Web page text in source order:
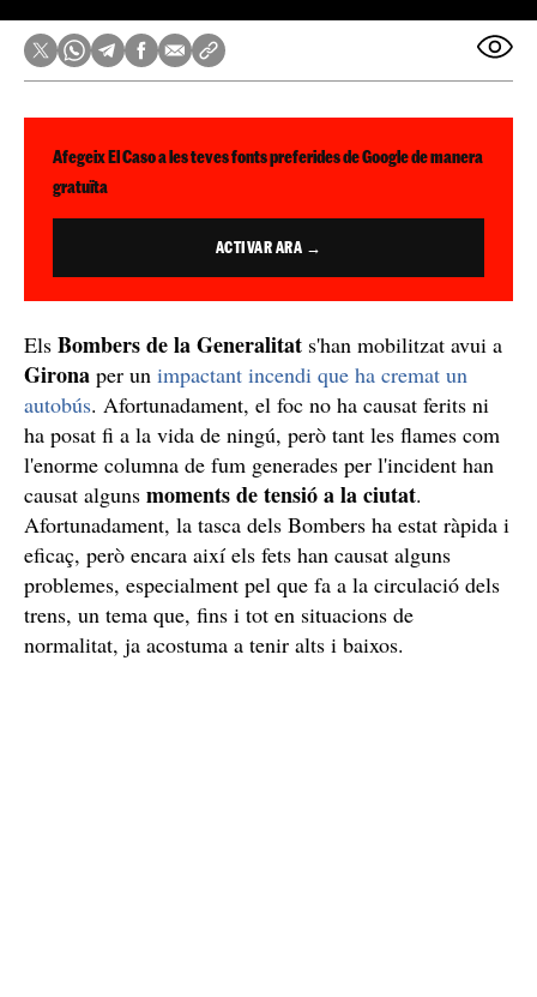
Afegeix El Caso a les teves fonts preferides de Google de manera
gratuïta
ACTIVAR ARA →
Els Bombers de la Generalitat s'han mobilitzat avui a
Girona per un impactant incendi que ha cremat un
autobús. Afortunadament, el foc no ha causat ferits ni
ha posat fi a la vida de ningú, però tant les flames com
l'enorme columna de fum generades per l'incident han
causat alguns moments de tensió a la ciutat.
Afortunadament, la tasca dels Bombers ha estat ràpida i
eficaç, però encara així els fets han causat alguns
problemes, especialment pel que fa a la circulació dels
trens, un tema que, fins i tot en situacions de
normalitat, ja acostuma a tenir alts i baixos.